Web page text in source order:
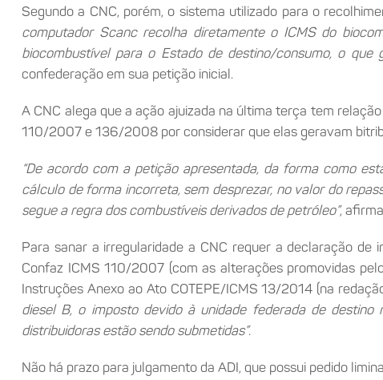
Segundo a CNC, porém, o sistema utilizado para o
computador Scanc recolha diretamente o ICMS do
biocombustível para o Estado de destino/consumo, o que
confederação em sua petição inicial.
A CNC alega que a ação ajuizada na última terça tem
110/2007 e 136/2008 por considerar que elas geravam
“De acordo com a petição apresentada, da forma como
cálculo de forma incorreta, sem desprezar, no valor do
segue a regra dos combustíveis derivados de petróleo”,
Para sanar a irregularidade a CNC requer a declaração de
Confaz ICMS 110/2007 (com as alterações promovidas
Instruções Anexo ao Ato COTEPE/ICMS 13/2014 (na
diesel B, o imposto devido à unidade federada de
distribuidoras estão sendo submetidas”.
Não há prazo para julgamento da ADI, que possui pedido